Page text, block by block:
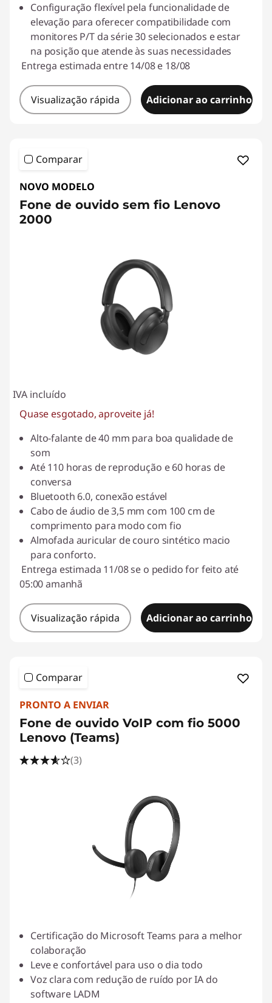
Configuração flexível pela funcionalidade de
elevação para oferecer compatibilidade com
monitores P/T da série 30 selecionados e estar
na posição que atende às suas necessidades
Entrega estimada entre 14/08 e 18/08
Visualização rápida Adicionar ao carrinho
Comparar
NOVO MODELO
Fone de ouvido sem fio Lenovo
2000
IVA incluído
Quase esgotado, aproveite já!
Alto-falante de 40 mm para boa qualidade de
som
Até 110 horas de reprodução e 60 horas de
conversa
Bluetooth 6.0, conexão estável
Cabo de áudio de 3,5 mm com 100 cm de
comprimento para modo com fio
Almofada auricular de couro sintético macio
para conforto.
Entrega estimada 11/08 se o pedido for feito até
05:00 amanhã
Visualização rápida Adicionar ao carrinho
Comparar
PRONTO A ENVIAR
Fone de ouvido VoIP com fio 5000
Lenovo (Teams)
(3)
Certificação do Microsoft Teams para a melhor
colaboração
Leve e confortável para uso o dia todo
Voz clara com redução de ruído por IA do
software LADM